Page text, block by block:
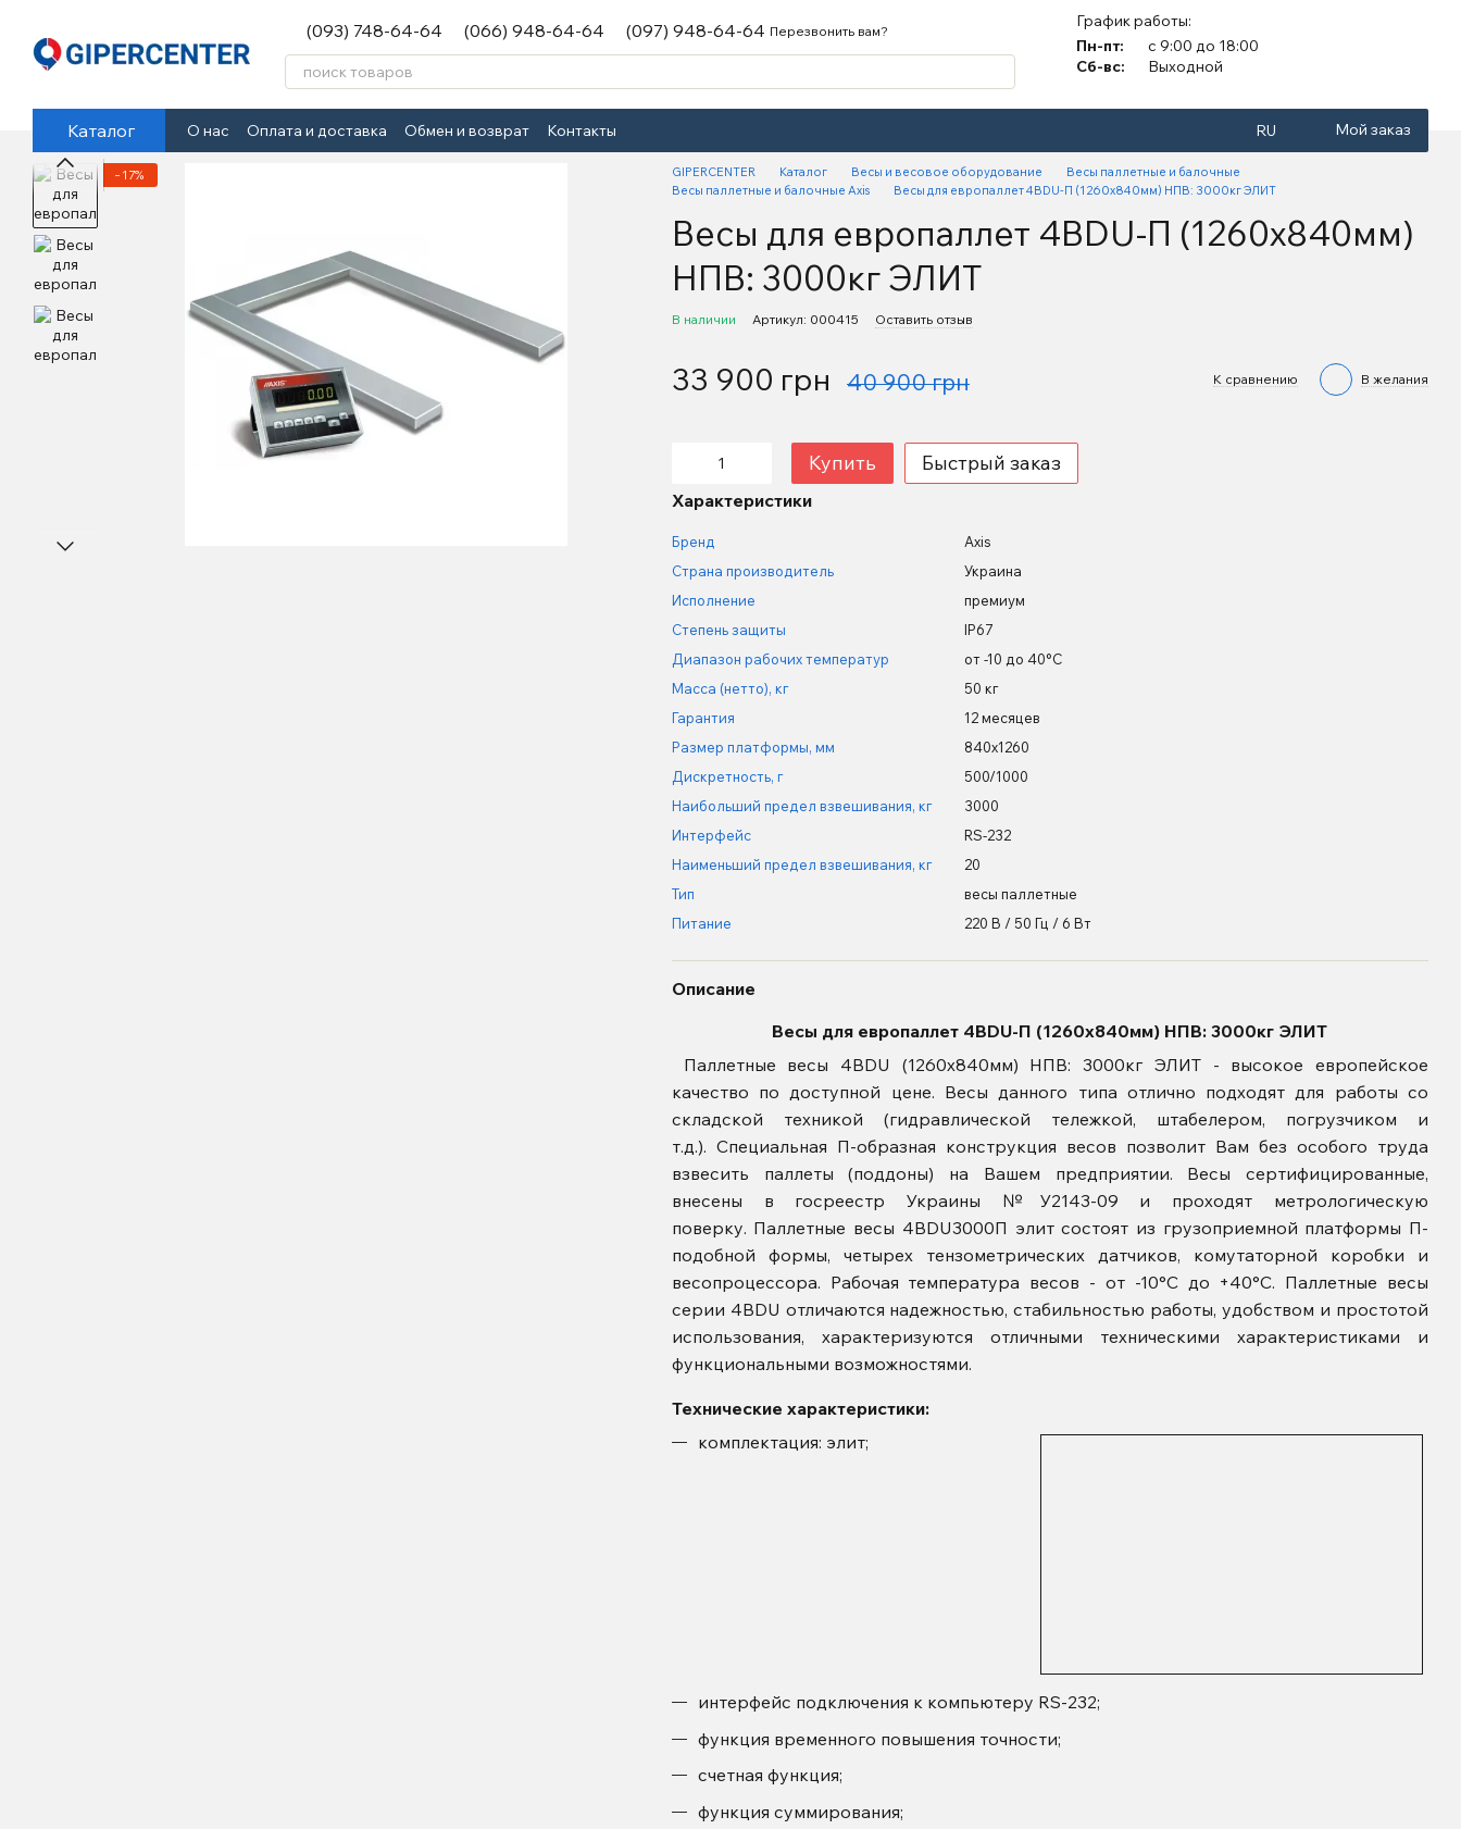
(093) 748-64-64 (066) 948-64-64 (097) 948-64-64 Перезвонить вам?
График работы:
Пн-пт:
с 9:00 до 18:00
Сб-вс:
Выходной
Каталог О нас Оплата и доставка Обмен и возврат Контакты RU Мой заказ
−17% GIPERCENTER Каталог Весы и весовое оборудование
Весы паллетные и балочные
Весы паллетные и балочные Axis
Весы для европаллет 4BDU-П (1260х840мм) НПВ: 3000кг ЭЛИТ
Весы для европаллет 4BDU-П (1260х840мм)
НПВ: 3000кг ЭЛИТ
В наличии Артикул: 000415 Оставить отзыв
33 900 грн 40 900 грн К сравнению В желания
Купить Быстрый заказ
Характеристики
Бренд
Axis
Страна производитель
Украина
Исполнение
премиум
Степень защиты
IP67
Диапазон рабочих температур
от -10 до 40°С
Масса (нетто), кг
50 кг
Гарантия
12 месяцев
Размер платформы, мм
840х1260
Дискретность, г
500/1000
Наибольший предел взвешивания, кг
3000
Интерфейс
RS-232
Наименьший предел взвешивания, кг
20
Тип
весы паллетные
Питание
220 В / 50 Гц / 6 Вт
Описание
Весы для европаллет 4BDU-П (1260х840мм) НПВ: 3000кг ЭЛИТ
Паллетные весы 4BDU (1260x840мм) НПВ: 3000кг ЭЛИТ - высокое европейское
качество по доступной цене. Весы данного типа отлично подходят для работы со
складской техникой (гидравлической тележкой, штабелером, погрузчиком и
т.д.). Специальная П-образная конструкция весов позволит Вам без особого труда
взвесить паллеты (поддоны) на Вашем предприятии. Весы сертифицированные,
внесены в госреестр Украины №У2143-09 и проходят метрологическую
поверку. Паллетные весы 4BDU3000П элит состоят из грузоприемной платформы П-
подобной формы, четырех тензометрических датчиков, комутаторной коробки и
весопроцессора. Рабочая температура весов - от -10°С до +40°С. Паллетные весы
серии 4BDU отличаются надежностью, стабильностью работы, удобством и простотой
использования, характеризуются отличными техническими характеристиками и
функциональными возможностями.
Технические характеристики:
комплектация: элит;
интерфейс подключения к компьютеру RS-232;
функция временного повышения точности;
счетная функция;
функция суммирования;